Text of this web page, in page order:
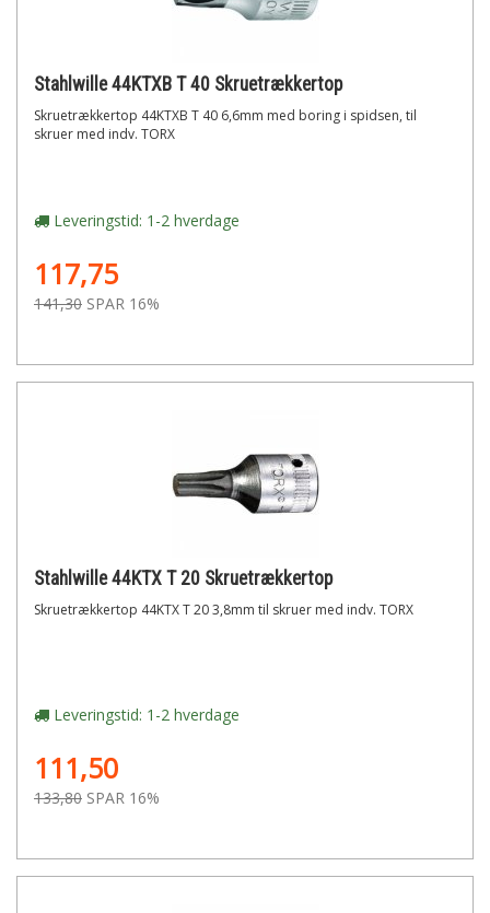
Stahlwille 44KTXB T 40 Skruetrækkertop
Skruetrækkertop 44KTXB T 40 6,6mm med boring i spidsen, til
skruer med indv. TORX
Leveringstid: 1-2 hverdage
117,75
141,30 SPAR 16%
Stahlwille 44KTX T 20 Skruetrækkertop
Skruetrækkertop 44KTX T 20 3,8mm til skruer med indv. TORX
Leveringstid: 1-2 hverdage
111,50
133,80 SPAR 16%